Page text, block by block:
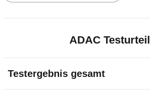
ADAC Testurteil
Testergebnis gesamt